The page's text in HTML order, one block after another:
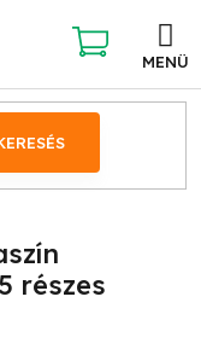
KOSÁR
részes